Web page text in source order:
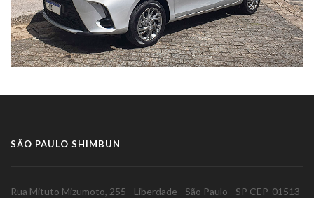
SÃO PAULO SHIMBUN
Rua Mituto Mizumoto, 255 - Liberdade - São Paulo - SP CEP-01513-